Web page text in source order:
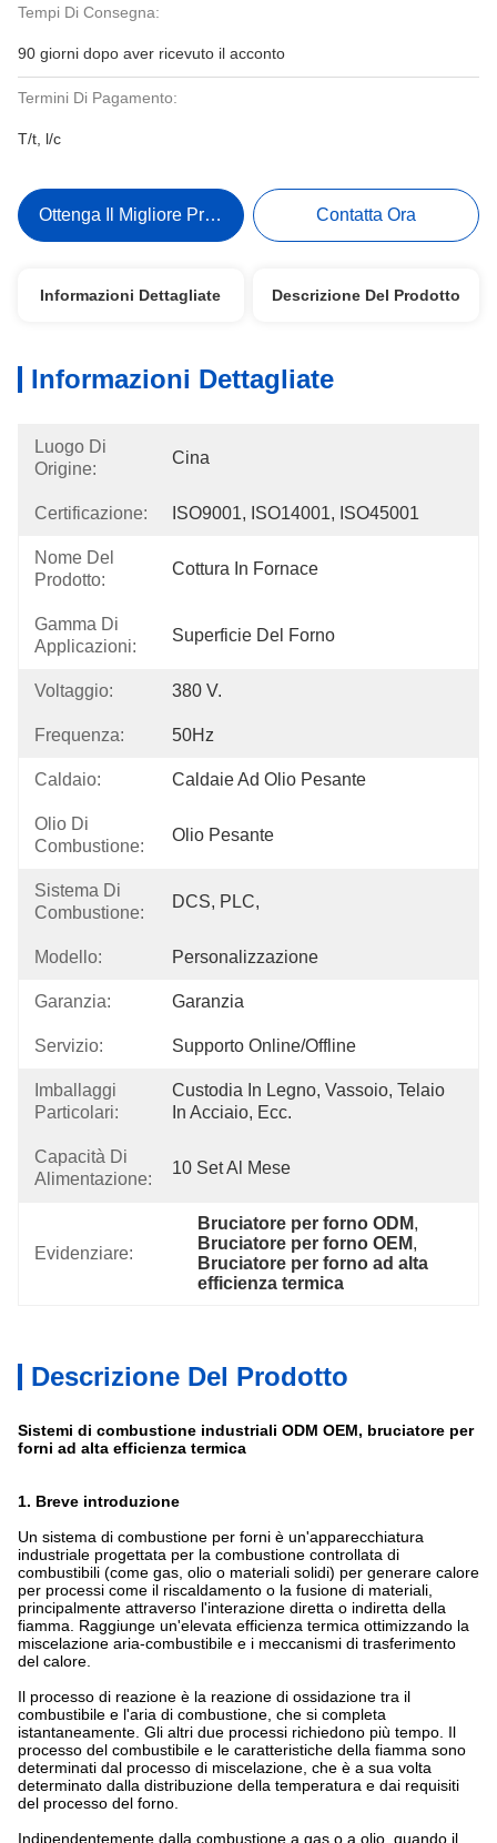
Tempi Di Consegna:
90 giorni dopo aver ricevuto il acconto
Termini Di Pagamento:
T/t, l/c
Ottenga Il Migliore Prezzo Contatta Ora
Informazioni Dettagliate Descrizione Del Prodotto
Informazioni Dettagliate
Luogo Di
Origine:
Cina
Certificazione: ISO9001, ISO14001, ISO45001
Nome Del
Prodotto:
Cottura In Fornace
Gamma Di
Applicazioni:
Superficie Del Forno
Voltaggio: 380 V.
Frequenza: 50Hz
Caldaio: Caldaie Ad Olio Pesante
Olio Di
Combustione:
Olio Pesante
Sistema Di
Combustione:
DCS, PLC,
Modello: Personalizzazione
Garanzia: Garanzia
Servizio: Supporto Online/offline
Imballaggi
Particolari:
Custodia In Legno, Vassoio, Telaio
In Acciaio, Ecc.
Capacità Di
Alimentazione:
10 Set Al Mese
Evidenziare:
Bruciatore per forno ODM,
Bruciatore per forno OEM,
Bruciatore per forno ad alta
efficienza termica
Descrizione Del Prodotto
Sistemi di combustione industriali ODM OEM, bruciatore per
forni ad alta efficienza termica
1. Breve introduzione
Un sistema di combustione per forni è un'apparecchiatura
industriale progettata per la combustione controllata di
combustibili (come gas, olio o materiali solidi) per generare calore
per processi come il riscaldamento o la fusione di materiali,
principalmente attraverso l'interazione diretta o indiretta della
fiamma‌. Raggiunge un'elevata efficienza termica ottimizzando la
miscelazione aria-combustibile e i meccanismi di trasferimento
del calore‌.
Il processo di reazione è la reazione di ossidazione tra il
combustibile e l'aria di combustione, che si completa
istantaneamente. Gli altri due processi richiedono più tempo. Il
processo del combustibile e le caratteristiche della fiamma sono
determinati dal processo di miscelazione, che è a sua volta
determinato dalla distribuzione della temperatura e dai requisiti
del processo del forno.
Indipendentemente dalla combustione a gas o a olio, quando il